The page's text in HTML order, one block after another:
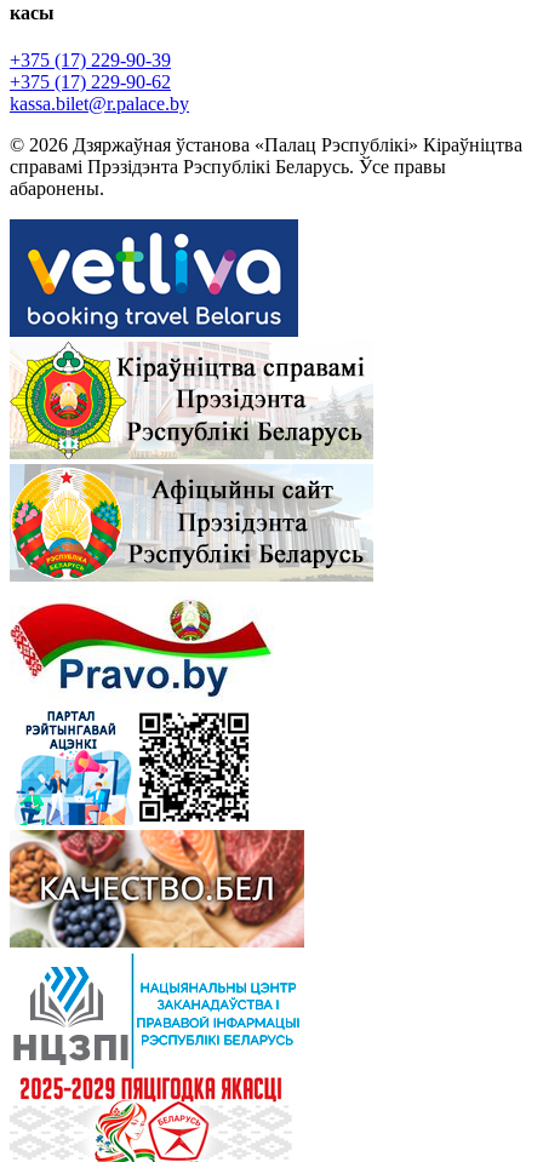
касы
+375 (17) 229-90-39
+375 (17) 229-90-62
kassa.bilet@r.palace.by
© 2026 Дзяржаўная ўстанова «Палац Рэспублікі» Кіраўніцтва
справамі Прэзідэнта Рэспублікі Беларусь. Ўсе правы
абаронены.